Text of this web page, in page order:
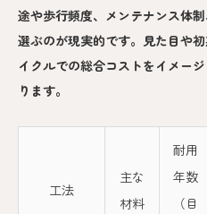
途や歩行頻度、メンテナンス体
選ぶのが現実的です。見た目や
イクルでの総合コストをイメー
ります。
工法
主な
材料
耐用
年数
（目